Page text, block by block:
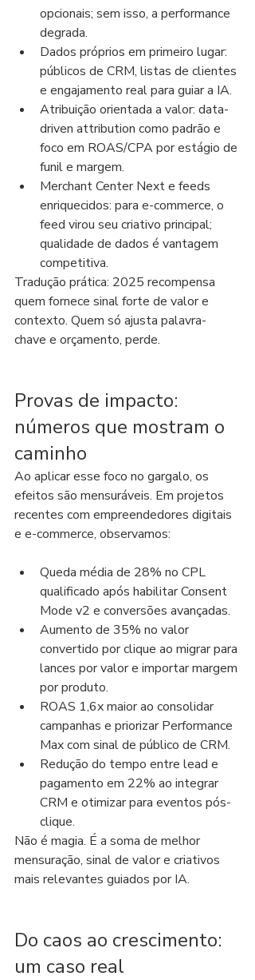
opcionais; sem isso, a performance
degrada.
Dados próprios em primeiro lugar:
públicos de CRM, listas de clientes
e engajamento real para guiar a IA.
Atribuição orientada a valor: data-
driven attribution como padrão e
foco em ROAS/CPA por estágio de
funil e margem.
Merchant Center Next e feeds
enriquecidos: para e-commerce, o
feed virou seu criativo principal;
qualidade de dados é vantagem
competitiva.
Tradução prática: 2025 recompensa
quem fornece sinal forte de valor e
contexto. Quem só ajusta palavra-
chave e orçamento, perde.
Provas de impacto:
números que mostram o
caminho
Ao aplicar esse foco no gargalo, os
efeitos são mensuráveis. Em projetos
recentes com empreendedores digitais
e e-commerce, observamos:
Queda média de 28% no CPL
qualificado após habilitar Consent
Mode v2 e conversões avançadas.
Aumento de 35% no valor
convertido por clique ao migrar para
lances por valor e importar margem
por produto.
ROAS 1,6x maior ao consolidar
campanhas e priorizar Performance
Max com sinal de público de CRM.
Redução do tempo entre lead e
pagamento em 22% ao integrar
CRM e otimizar para eventos pós-
clique.
Não é magia. É a soma de melhor
mensuração, sinal de valor e criativos
mais relevantes guiados por IA.
Do caos ao crescimento:
um caso real